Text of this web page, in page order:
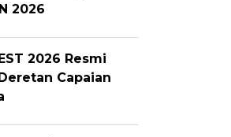
2026
2026 Resmi
Capaian